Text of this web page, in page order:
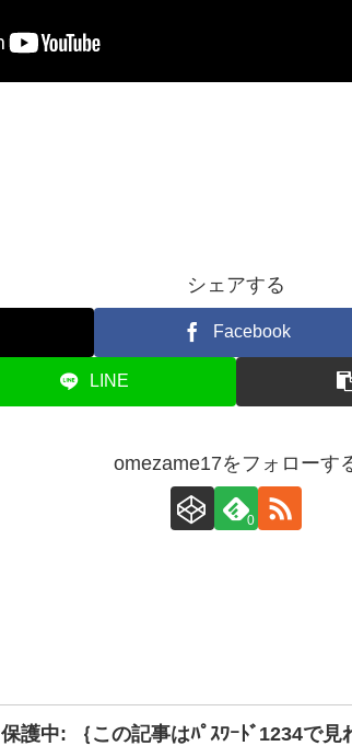
シェアする
Facebook
LINE
omezame17をフォローす
0
保護中: ｛この記事はﾊﾟｽﾜｰﾄﾞ1234で